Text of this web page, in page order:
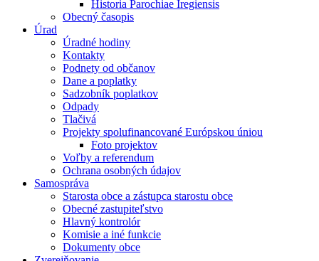
Historia Parochiae Iregiensis
Obecný časopis
Úrad
Úradné hodiny
Kontakty
Podnety od občanov
Dane a poplatky
Sadzobník poplatkov
Odpady
Tlačivá
Projekty spolufinancované Európskou úniou
Foto projektov
Voľby a referendum
Ochrana osobných údajov
Samospráva
Starosta obce a zástupca starostu obce
Obecné zastupiteľstvo
Hlavný kontrolór
Komisie a iné funkcie
Dokumenty obce